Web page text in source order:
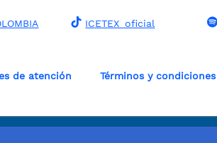
ICETEX_oficial
de atención Términos y condiciones